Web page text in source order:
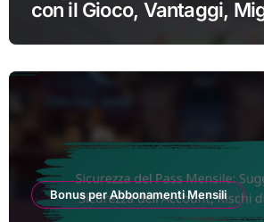
con il Gioco, Vantaggi,
Bonus per Abbonamenti Mensili